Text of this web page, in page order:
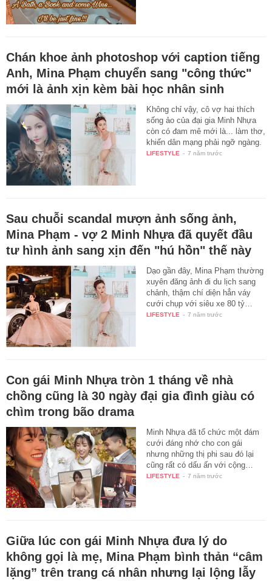
Chán khoe ảnh photoshop với caption tiếng
Anh, Mina Phạm chuyển sang "công thức"
mới là ảnh xịn kèm bài học nhân sinh
Không chỉ vậy, cô vợ hai thích
sống ảo của đại gia Minh Nhựa
còn có đam mê mới là... làm thơ,
khiến dân mạng phải ngỡ ngàng.
LIFESTYLE - 7 năm trước
Sau chuỗi scandal mượn ảnh sống ảnh,
Mina Phạm - vợ 2 Minh Nhựa đã quyết đầu
tư hình ảnh sang xịn đến "hú hồn" thế này
Dạo gần đây, Mina Phạm thường
xuyên đăng ảnh đi du lịch sang
chảnh, thậm chí diện hẳn váy
cưới chụp với siêu xe 80 tỷ…
LIFESTYLE - 7 năm trước
Con gái Minh Nhựa tròn 1 tháng về nhà
chồng cũng là 30 ngày đại gia đình giàu có
chìm trong bão drama
Minh Nhựa đã tổ chức một đám
cưới đáng nhớ cho con gái
nhưng những thị phi sau đó lại
cũng rất có dấu ấn với cộng…
LIFESTYLE - 7 năm trước
Giữa lúc con gái Minh Nhựa đưa lý do
không gọi là mẹ, Mina Phạm bình thản “câm
lặng” trên trang cá nhân nhưng lại lộng lẫy